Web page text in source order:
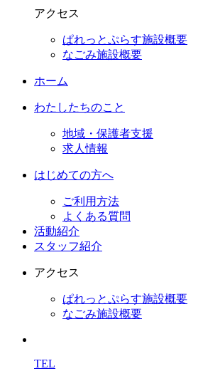
アクセス
ぱれっとぷらす施設概要
なごみ施設概要
ホーム
わたしたちのこと
地域・保護者支援
求人情報
はじめての方へ
ご利用方法
よくある質問
活動紹介
スタッフ紹介
アクセス
ぱれっとぷらす施設概要
なごみ施設概要
TEL